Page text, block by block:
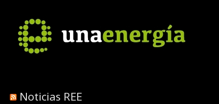
Noticias REE